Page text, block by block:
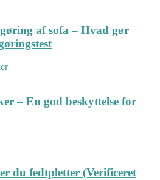
af sofa – Hvad gør
– En god beskyttelse for
du fedtpletter (Verificeret